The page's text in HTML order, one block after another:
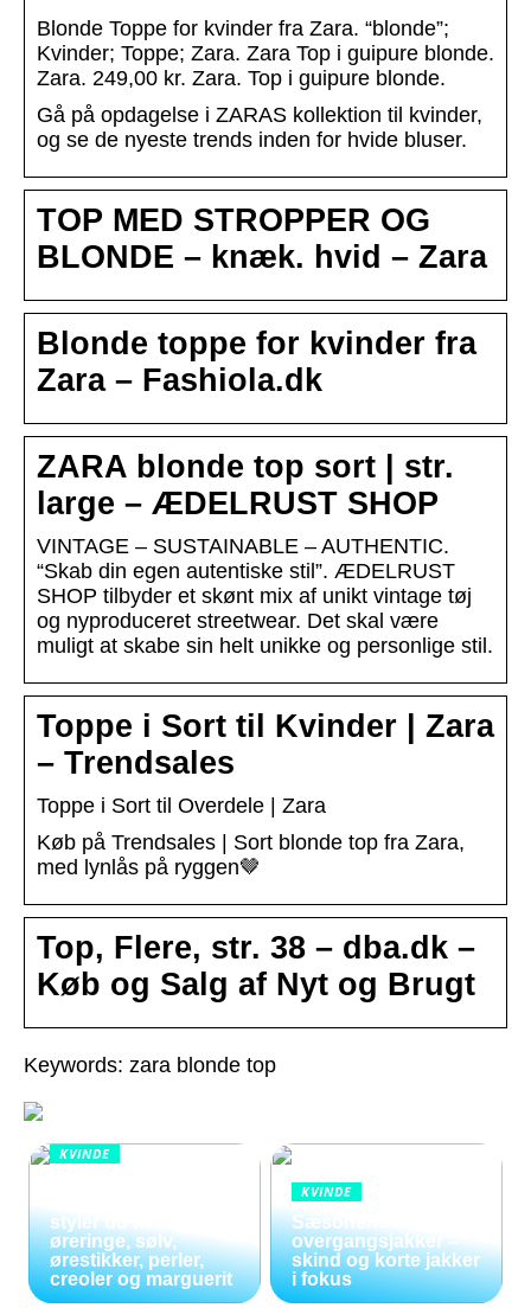
Blonde Toppe for kvinder fra Zara. “blonde”;
Kvinder; Toppe; Zara. Zara Top i guipure blonde.
Zara. 249,00 kr. Zara. Top i guipure blonde.
Gå på opdagelse i ZARAS kollektion til kvinder,
og se de nyeste trends inden for hvide bluser.
TOP MED STROPPER OG
BLONDE – knæk. hvid – Zara
Blonde toppe for kvinder fra
Zara – Fashiola.dk
ZARA blonde top sort | str.
large – ÆDELRUST SHOP
VINTAGE – SUSTAINABLE – AUTHENTIC.
“Skab din egen autentiske stil”. ÆDELRUST
SHOP tilbyder et skønt mix af unikt vintage tøj
og nyproduceret streetwear. Det skal være
muligt at skabe sin helt unikke og personlige stil.
Toppe i Sort til Kvinder | Zara
– Trendsales
Toppe i Sort til Overdele | Zara
Køb på Trendsales | Sort blonde top fra Zara,
med lynlås på ryggen🤎
Top, Flere, str. 38 – dba.dk –
Køb og Salg af Nyt og Brugt
Keywords: zara blonde top
KVINDE
styler du hænge
øreringe, sølv,
ørestikker, perler,
creoler og marguerit
KVINDE
Sæsonens dame
overgangsjakker –
skind og korte jakker
i fokus